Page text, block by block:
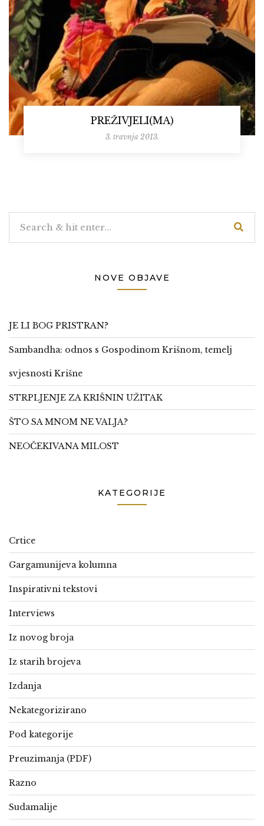
PREŽIVJELI(MA)
3. travnja 2013.
NOVE OBJAVE
JE LI BOG PRISTRAN?
Sambandha: odnos s Gospodinom Krišnom, temelj
svjesnosti Krišne
STRPLJENJE ZA KRIŠNIN UŽITAK
ŠTO SA MNOM NE VALJA?
NEOČEKIVANA MILOST
KATEGORIJE
Crtice
Gargamunijeva kolumna
Inspirativni tekstovi
Interviews
Iz novog broja
Iz starih brojeva
Izdanja
Nekategorizirano
Pod kategorije
Preuzimanja (PDF)
Razno
Sudamalije